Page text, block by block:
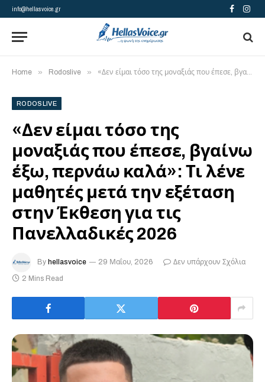
info@hellasvoice.gr Facebook
Home » Rodoslive » «Δεν είμαι τόσο της μοναξιάς που έπεσε, βγαίνω έξω, περνάω καλά»: Τι λένε μαθητές μετά την εξέταση στην Έκθεση για τις Πανελλαδικές 2026
RODOSLIVE
«Δεν είμαι τόσο της
μοναξιάς που έπεσε, βγαίνω
έξω, περνάω καλά»: Τι λένε
μαθητές μετά την εξέταση
στην Έκθεση για τις
Πανελλαδικές 2026
By hellasvoice 29 Μαΐου, 2026
Δεν υπάρχουν Σχόλια
2 Mins Read